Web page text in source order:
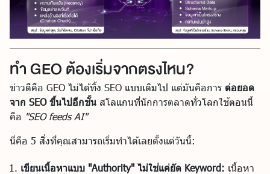
ทำ GEO ต้องเริ่มจากตรงไหน?
ข่าวดีคือ GEO ไม่ได้ทิ้ง SEO แบบเดิมไป แต่มันคือการ ต่อยอด
จาก SEO ขึ้นไปอีกชั้น สโลแกนที่นักการตลาดทั่วโลกใช้ตอนนี้
คือ "SEO feeds AI"
นี่คือ 5 สิ่งที่คุณสามารถเริ่มทำได้เลยตั้งแต่วันนี้:
เขียนเนื้อหาแบบ "Authority" ไม่ใช่แค่ยัด Keyword: เนื้อหา